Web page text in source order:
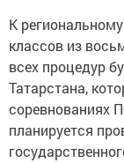
К
классов из
всех процедур
Татарстана,
соревнованиях
планируется